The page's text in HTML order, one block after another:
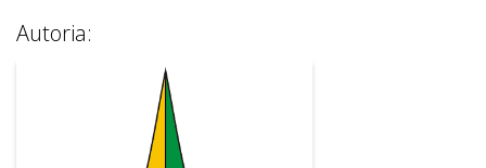
Autoria: